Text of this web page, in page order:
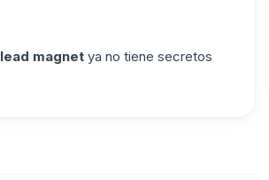
lead magnet ya no tiene secretos